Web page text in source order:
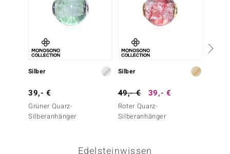
Silber
39,- €
Grüner Quarz-
Silberanhänger
Silber
49,- € 39,- €
Roter Quarz-
Silberanhänger
Edelsteinwissen